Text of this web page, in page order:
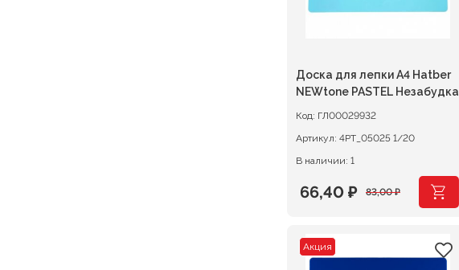
Доска для лепки А4 Hatber
NEWtone PASTEL Незабудка
Код: ГЛ00029932
Артикул:
4РТ_05025 1/20
В наличии: 1
83,00₽
Первоначальная
составляла
66,40 ₽
Текущая
66,40 ₽.
Акция